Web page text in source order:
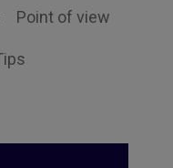
Point of view